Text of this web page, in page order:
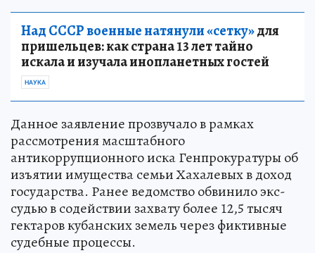
Над СССР военные натянули «сетку»для
пришельцев: как страна 13 лет тайно
искала и изучала инопланетных гостей
НАУКА
Данное заявление прозвучало в рамках
рассмотрения масштабного
антикоррупционного иска Генпрокуратуры об
изъятии имущества семьи Хахалевых в доход
государства. Ранее ведомство обвинило экс-
судью в содействии захвату более 12,5 тысяч
гектаров кубанских земель через фиктивные
судебные процессы.